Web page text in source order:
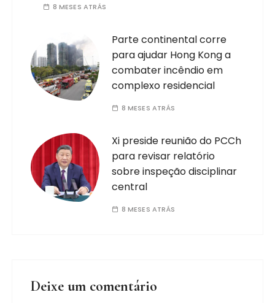
8 MESES ATRÁS
Parte continental corre
para ajudar Hong Kong a
combater incêndio em
complexo residencial
8 MESES ATRÁS
Xi preside reunião do PCCh
para revisar relatório
sobre inspeção disciplinar
central
8 MESES ATRÁS
Deixe um comentário